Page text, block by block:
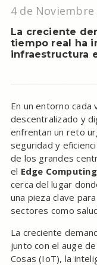
4 de Noviembre
La creciente
tiempo real ha
infraestructura
En un entorno cada
descentralizado y
enfrentan un reto
seguridad y
de los grandes
el Edge Computing
cerca del lugar
una pieza clave
sectores como
La creciente
junto con el auge
Cosas (IoT), la